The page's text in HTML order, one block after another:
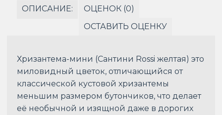
ОПИСАНИЕ:
ОЦЕНОК (0)
ОСТАВИТЬ ОЦЕНКУ
Хризантема-мини (Сантини Rossi желтая) это
миловидный цветок, отличающийся от
классической кустовой хризантемы
меньшим размером бутончиков, что делает
её необычной и изящной даже в дорогих